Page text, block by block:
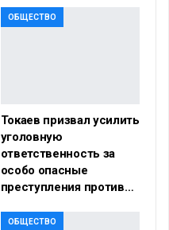
ОБЩЕСТВО
Токаев призвал усилить
уголовную
ответственность за
особо опасные
преступления против…
ОБЩЕСТВО